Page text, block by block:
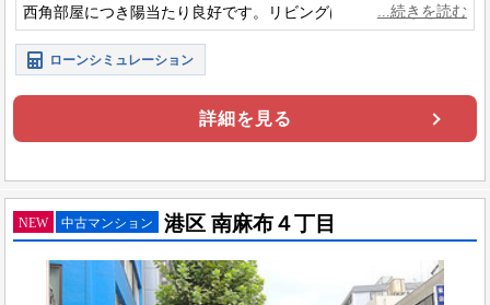
西角部屋につき陽当たり良好です。リビングは勾配天井により
最大高さ約3.38mで開放感がございます。
ローンシミュレーション
詳細を見る
NEW 中古マンション 港区 南麻布４丁目